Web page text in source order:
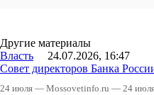
Другие материалы
Власть 24.07.2026, 16:47
Совет директоров Банка
24 июля — Mossovetinfo.ru — 24 июля